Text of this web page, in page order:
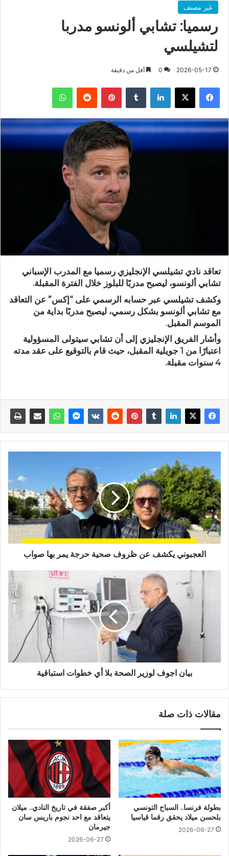
غير مصنف
رسميا: تشابي ألونسو مدربا
لتشيلسي
2026-05-17
0 أقل من دقيقة
فيسبوك X لينكدإن بينتيريست واتساب
تعاقد نادي تشيلسي الإنجليزي رسميا مع المدرب الإسباني
تشابي ألونسو، ليصبح مدربًا للبلوز خلال الفترة المقبلة.
وكشف تشيلسي عبر حسابه الرسمي على “إكس” عن التعاقد
مع تشابي ألونسو بشكل رسمي، ليصبح مدربًا بداية من
الموسم المقبل.
وأشار الفريق الإنجليزي إلى أن تشابي سيتولى المسؤولية
اعتبارًا من 1 جويلية المقبل، حيث قام بالتوقيع على عقد مدته
4 سنوات مقبلة.
العجبوني يكشف عن ظروف صحية حرجة يمر بها صواب
بيان اجوف لوزير الصحة بلا أي خطوات استباقية
مقالات ذات صلة
بطولة فرنسا.. السباح التونسي
بلحسن ميلاد يحقق رقما قياسيا
2026-06-27
أكبر صفقة في تاريخ النادي.. ميلان
يتعاقد مع احد نجوم باريس سان
جيرمان
2026-06-27